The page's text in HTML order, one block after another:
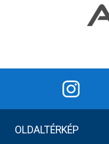
OLDALTÉRKÉP